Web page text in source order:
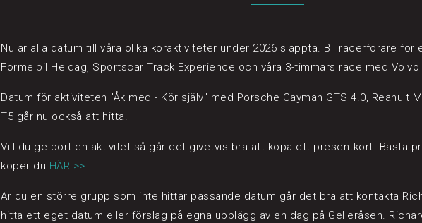
Nu är alla datum till våra olika köraktiviteter under 2026 släppta. Bli racerförare för
Formelbil Heldag, Sportscar Track Experience och våra 3-timmars race med Volvo
Datum för aktiviteten "Åk med - Kör själv" med Porsche Cayman GTS 4.0, Reanult
T5 går nu också att hitta.
Vill du ge bort en aktivitet så går det givetvis bra att köpa ett presentkort. Bästa
köper du HÄR >>
Är du en större grupp som inte hittar passande datum går det bra att kontakta
hitta ett eget datum eller förslag på egna upplägg av en dag på Gelleråsen.